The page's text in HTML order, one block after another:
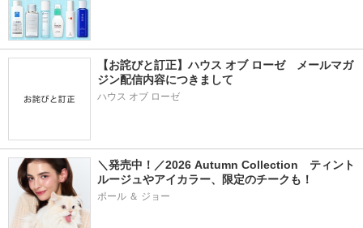
【お詫びと訂正】ハウス オブ ローゼ　メールマガ
ジン配信内容につきまして
ハウス オブ ローゼ
＼発売中！／2026 Autumn Collection　ティント
ルージュやアイカラー、限定のチークも！
ポール ＆ ジョー